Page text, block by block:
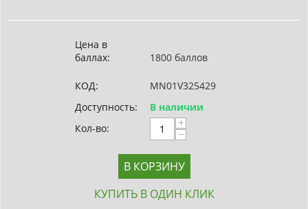
Цена в
баллах:
1800 баллов
КОД:
MN01V325429
Доступность:
В наличии
Кол-во:
+
−
В КОРЗИНУ
КУПИТЬ В ОДИН КЛИК